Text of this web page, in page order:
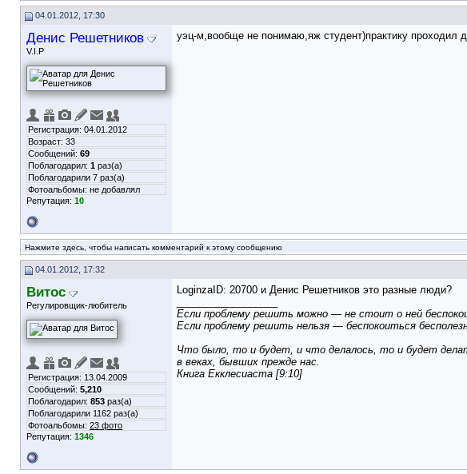
04.01.2012, 17:30
Денис Решетников
V.I.P
Регистрация: 04.01.2012
Возраст: 33
Сообщений: 69
Поблагодарил: 1 раз(а)
Поблагодарили 7 раз(а)
Фотоальбомы: не добавлял
Репутация: 10
уэц-м,вообще не понимаю,яж студент)практику проходил
Нажмите здесь, чтобы написать комментарий к этому сообщению
04.01.2012, 17:32
Витос
Регулировщик-любитель
Регистрация: 13.04.2009
Сообщений: 5,210
Поблагодарил: 853 раз(а)
Поблагодарили 1162 раз(а)
Фотоальбомы: 23 фото
Репутация: 1346
LoginzaID: 20700 и Денис Решетников это разные люди?
Если проблему решить можно — не стоит о ней
Если проблему решить нельзя — беспокоиться
Что было, то и будет, и что делалось, то и будет
в веках, бывших прежде нас.
Книга Екклесиаста [9:10]